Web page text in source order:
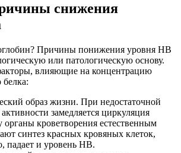
снижения
Причины понижения уровня HB
или патологическую основу.
влияющие на концентрацию
образ жизни. При недостаточной
замедляется циркуляция
органы кроветворения естественным
синтез красных кровяных клеток,
падает и уровень НВ.